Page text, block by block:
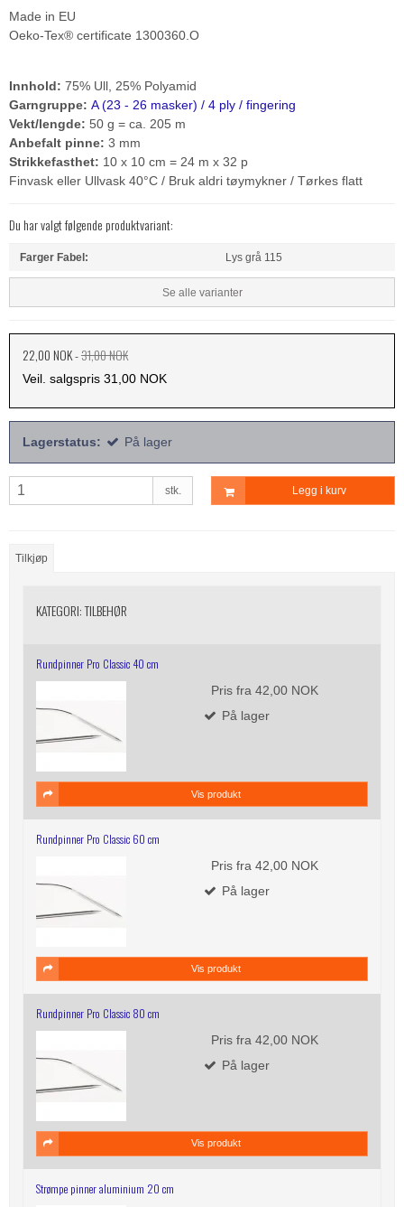
Made in EU
Oeko-Tex® certificate 1300360.O
Innhold: 75% Ull, 25% Polyamid
Garngruppe: A (23 - 26 masker) / 4 ply / fingering
Vekt/lengde: 50 g = ca. 205 m
Anbefalt pinne: 3 mm
Strikkefasthet: 10 x 10 cm = 24 m x 32 p
Finvask eller Ullvask 40°C / Bruk aldri tøymykner / Tørkes flatt
Du har valgt følgende produktvariant:
Farger Fabel: Lys grå 115
Se alle varianter
22,00 NOK-31,00 NOK
Veil. salgspris 31,00 NOK
Lagerstatus: På lager
stk. Legg i kurv
Tilkjøp
KATEGORI:TILBEHØR
Rundpinner Pro Classic 40 cm
Pris fra 42,00 NOK
På lager
Vis produkt
Rundpinner Pro Classic 60 cm
Pris fra 42,00 NOK
På lager
Vis produkt
Rundpinner Pro Classic 80 cm
Pris fra 42,00 NOK
På lager
Vis produkt
Strømpe pinner aluminium 20 cm